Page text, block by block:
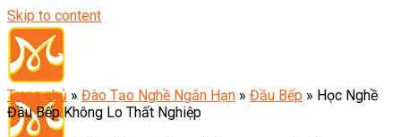
Skip to content
Trang chủ » Đào Tạo Nghề Ngắn Hạn » Đầu Bếp » Học Nghề
Đầu Bếp Không Lo Thất Nghiệp